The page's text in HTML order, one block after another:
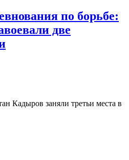
по борьбе:
две
Кадыров заняли третьи места в